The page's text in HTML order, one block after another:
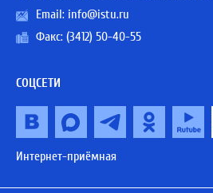
Email: info@istu.ru
Факс: (3412) 50-40-55
СОЦСЕТИ
Интернет-приёмная